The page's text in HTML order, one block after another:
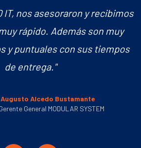
IT, nos asesoraron y recibimos
rápido. Además son muy
y puntuales con sus tiempos
de entrega."
Augusto Alcedo Bustamante
General MODULAR SYSTEM